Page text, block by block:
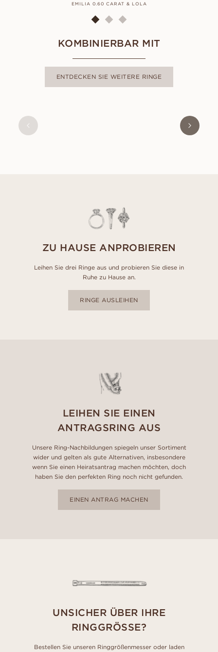
EMILIA 0.60 CARAT & LOLA
KOMBINIERBAR MIT
ENTDECKEN SIE WEITERE RINGE
ZU HAUSE ANPROBIEREN
Leihen Sie drei Ringe aus und probieren Sie diese in
Ruhe zu Hause an.
RINGE AUSLEIHEN
LEIHEN SIE EINEN
ANTRAGSRING AUS
Unsere Ring-Nachbildungen spiegeln unser Sortiment
wider und gelten als gute Alternativen, insbesondere
wenn Sie einen Heiratsantrag machen möchten, doch
haben Sie den perfekten Ring noch nicht gefunden.
EINEN ANTRAG MACHEN
UNSICHER ÜBER IHRE
RINGGRÖSSE?
Bestellen Sie unseren Ringgrößenmesser oder laden